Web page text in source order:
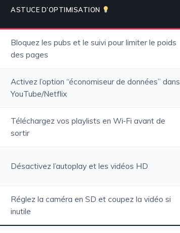
ASTUCE D’OPTIMISATION
Bloquez les pubs et le suivi pour limiter le poids
des pages
Activez l’option “économiseur de données” dans
YouTube/Netflix
Téléchargez vos playlists en Wi‑Fi avant de
sortir
Désactivez l’autoplay et les vidéos HD
Réglez la caméra en SD et coupez la vidéo si
inutile